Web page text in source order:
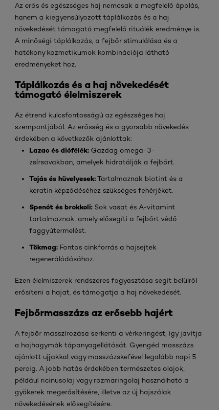
Az erős és egészséges haj nemcsak a megfelelő ápolás,
hanem a kiegyensúlyozott táplálkozás és a haj
növekedését támogató megfelelő rituálék eredménye is.
A minőségi táplálkozás, a fejbőr stimulálása és a
hatékony kozmetikumok kombinációja látható
eredményeket hoz.
Táplálkozás és a haj növekedését
támogató élelmiszerek
Az étrend kulcsfontosságú az egészséges haj
szempontjából. Az erősség és a gyorsabb növekedés
érdekében a következők ajánlottak:
Lazac és diófélék: Gazdag omega-3-
zsírsavakban, amelyek hidratálják a fejbőrt.
Tojás és hüvelyesek:Tartalmaznak biotint és a
keratin képződéséhez szükséges fehérjéket.
Spenót és brokkoli: Sok vasat és A-vitamint
tartalmaznak, amely elősegíti a fejbőrt védő
faggyútermelést.
Tökmag: Fontos cinkforrás a hajsejtek
regenerálódásához.
Ezen élelmiszerek rendszeres fogyasztása segít belülről
erősíteni a hajat, és támogatja a haj növekedését.
Fejbőrmasszázs az erősebb hajért
A fejbőr masszírozása serkenti a vérkeringést, így javítja
a hajhagymák tápanyagellátását. Gyengéd masszázs
ajánlott ujjakkal vagy masszázskefével legalább napi 5
percig. A jobb hatás érdekében természetes olajok,
például ricinusolaj vagy rozmaringolaj használható a
gyökerek megerősítésére, illetve az új hajszálak
növekedésének elősegítésére.